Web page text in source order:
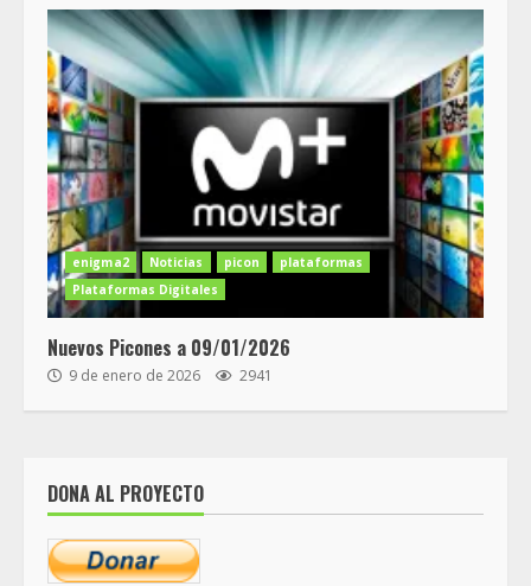
enigma2 Noticias picon
plataformas
Plataformas Digitales
Nuevos Picones a 09/01/2026
9 de enero de 2026 2941
DONA AL PROYECTO